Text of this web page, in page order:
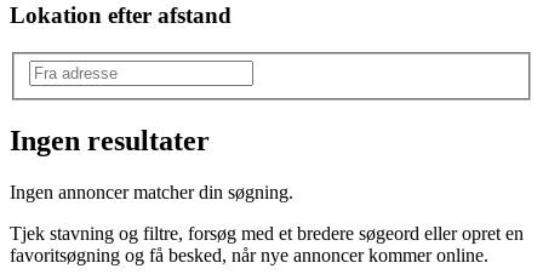
Lokation efter afstand
Natur
Ingen resultater
Ingen annoncer matcher din søgning.
Tjek stavning og filtre, forsøg med et bredere søgeord eller opret en
favoritsøgning og få besked, når nye annoncer kommer online.